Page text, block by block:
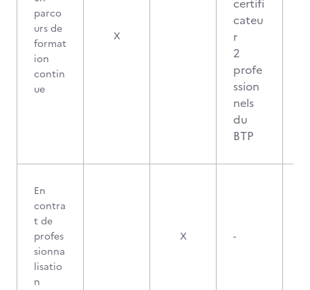
parco
urs de
format
ion
contin
ue
X
certifi
cateu
r
2
profe
ssion
nels
du
BTP
En
contra
t de
profes
sionna
lisatio
n
X -